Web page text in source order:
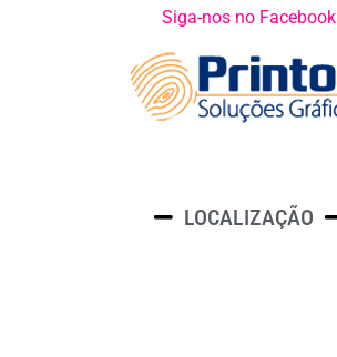
Siga-nos no Facebook
LOCALIZAÇÃO